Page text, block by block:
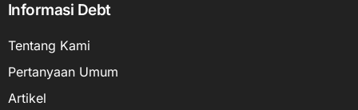
Informasi Debt
Tentang Kami
Pertanyaan Umum
Artikel